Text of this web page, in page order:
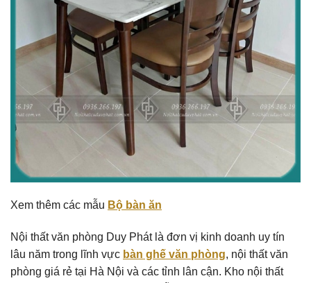
Xem thêm các mẫu Bộ bàn ăn
Nội thất văn phòng Duy Phát là đơn vị kinh doanh uy tín
lâu năm trong lĩnh vực bàn ghế văn phòng, nội thất văn
phòng giá rẻ tại Hà Nội và các tỉnh lân cận. Kho nội thất